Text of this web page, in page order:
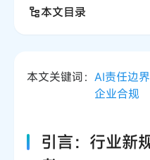
本文目录
本文关键词：AI责任边界
企业合规
引言：行业新